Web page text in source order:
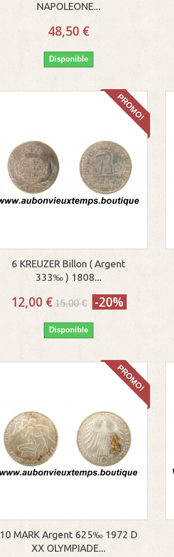
NAPOLEONE...
48,50 €
Disponible
PROMO!
6 KREUZER Billon ( Argent
333‰ ) 1808...
12,00 € 15,00 € -20%
Disponible
PROMO!
10 MARK Argent 625‰ 1972 D
XX OLYMPIADE...